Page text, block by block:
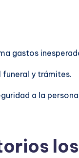
gastos
y trámites.
a la